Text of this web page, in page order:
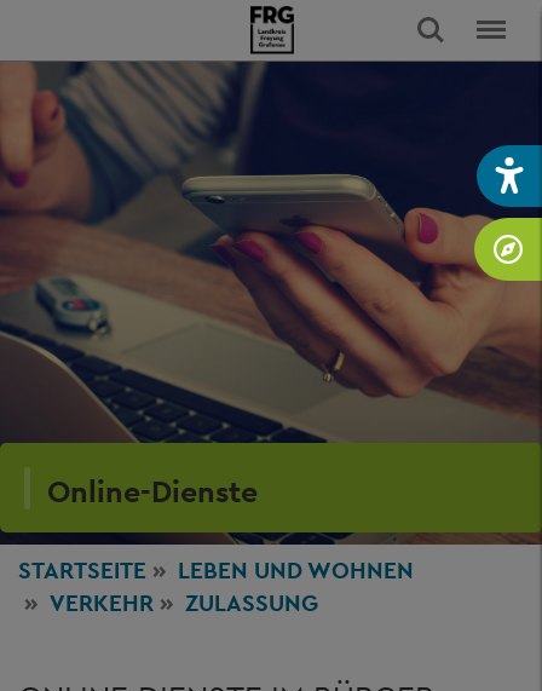
Online-Dienste
STARTSEITE LEBEN UND WOHNEN
VERKEHR
ZULASSUNG